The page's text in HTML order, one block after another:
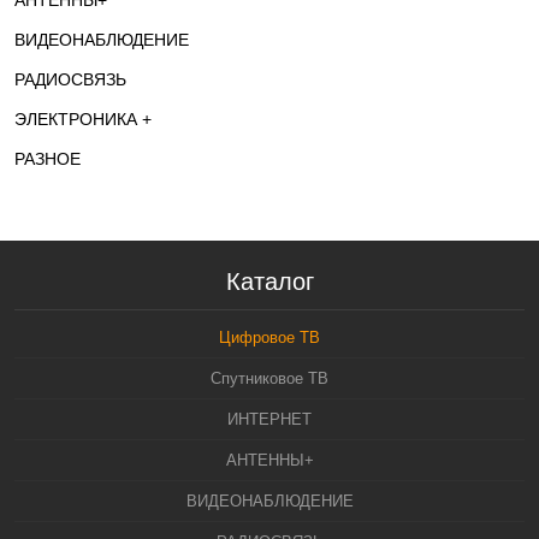
ВИДЕОНАБЛЮДЕНИЕ
РАДИОСВЯЗЬ
ЭЛЕКТРОНИКА +
РАЗНОЕ
Каталог
Цифровое ТВ
Спутниковое ТВ
ИНТЕРНЕТ
АНТЕННЫ+
ВИДЕОНАБЛЮДЕНИЕ